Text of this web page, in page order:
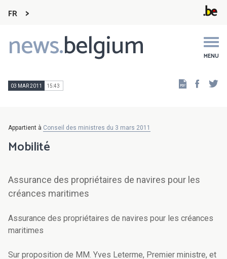
FR
news.belgium MENU
Main
navigation
03 MAR 2011 15:43
Appartient à Conseil des ministres du 3 mars 2011
Mobilité
Assurance des propriétaires de navires pour les
créances maritimes
Assurance des propriétaires de navires pour les créances
maritimes
Sur proposition de MM. Yves Leterme, Premier ministre, et